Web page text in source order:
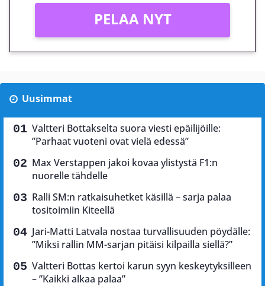
PELAA NYT
Uusimmat
Valtteri Bottakselta suora viesti epäilijöille:
”Parhaat vuoteni ovat vielä edessä”
Max Verstappen jakoi kovaa ylistystä F1:n
nuorelle tähdelle
Ralli SM:n ratkaisuhetket käsillä – sarja palaa
tositoimiin Kiteellä
Jari-Matti Latvala nostaa turvallisuuden pöydälle:
”Miksi rallin MM-sarjan pitäisi kilpailla siellä?”
Valtteri Bottas kertoi karun syyn keskeytyksilleen
– ”Kaikki alkaa palaa”